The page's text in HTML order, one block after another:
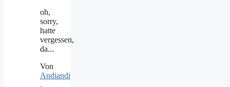
oh,
sorry,
hatte
vergessen,
da...
Von
Andiandi
,